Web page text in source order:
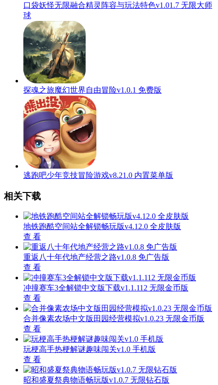
口袋妖怪无限融合精灵阵容与玩法特色v1.01.7 无限大师
球
探魂之旅魔幻世界自由冒险v1.0.1 免费版
逃跑吧少年竞技冒险游戏v8.21.0 内置菜单版
相关下载
地铁跑酷空间站全解锁畅玩版v4.12.0 全皮肤版
查 看
重返八十年代地产经营之路v1.0.8 免广告版
查 看
冲撞赛车3全解锁中文版下载v1.1.112 无限金币版
查 看
合并像素农场中文版田园经营模拟v1.0.23 无限金币版
查 看
玩梗高手热梗解谜趣味闯关v1.0 手机版
查 看
昭和盛夏祭典物语畅玩版v1.0.7 无限钻石版